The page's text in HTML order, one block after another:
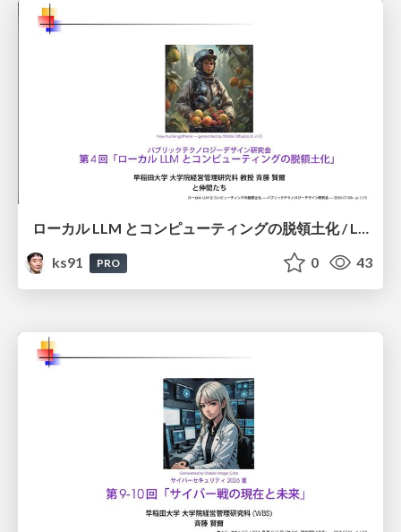
ローカル LLM とコンピューティングの脱領土化 / Local LLMs and Deterritorialization of Computing
ks91
PRO 0 43